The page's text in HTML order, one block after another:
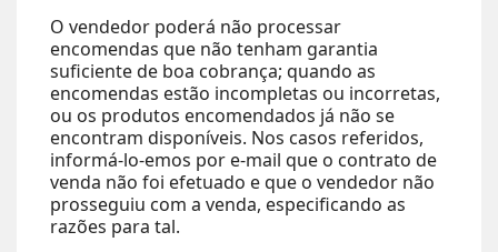
O vendedor poderá não processar
encomendas que não tenham garantia
suficiente de boa cobrança; quando as
encomendas estão incompletas ou incorretas,
ou os produtos encomendados já não se
encontram disponíveis. Nos casos referidos,
informá-lo-emos por e-mail que o contrato de
venda não foi efetuado e que o vendedor não
prosseguiu com a venda, especificando as
razões para tal.